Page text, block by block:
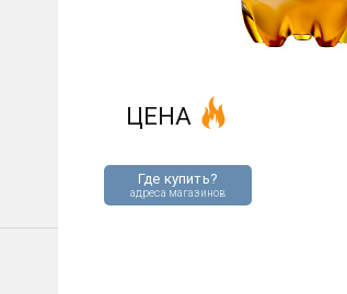
Где купить?
адреса магазинов
ЦЕНА